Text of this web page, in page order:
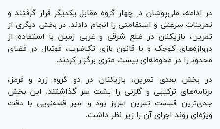
در ادامه، ملی‌پوشان در چهار گروه مقابل یکدیگر قرار گرفتند و
تمرینات سرعتی و استقامتی را انجام دادند. در بخش دیگری از
تمرین، بازیکنان در ضلع شرقی و غربی زمین با استفاده از
دروازه‌های کوچک و با قانون بازی تک‌ضرب، فوتبال در فضای
محدود را در محوطه‌ای بیست متری برگزار کردند.
در بخش بعدی تمرین، بازیکنان در دو گروه زرد و قرمز،
برنامه‌های ترکیبی و گلزنی را پشت سر گذاشتند. این بخش
جدی‌ترین قسمت تمرین امروز بود و امیر قلعه‌نویی با دقت
ویژه‌ای روند اجرای آن را زیر نظر داشت.